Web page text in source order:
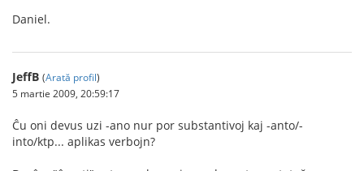
Daniel.
JeffB (Arată profil)
5 martie 2009, 20:59:17
Ĉu oni devus uzi -ano nur por substantivoj kaj -anto/-
into/ktp... aplikas verbojn?